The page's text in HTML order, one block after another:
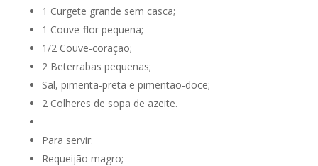
1 Curgete grande sem casca;
1 Couve-flor pequena;
1/2 Couve-coração;
2 Beterrabas pequenas;
Sal, pimenta-preta e pimentão-doce;
2 Colheres de sopa de azeite.
Para servir:
Requeijão magro;